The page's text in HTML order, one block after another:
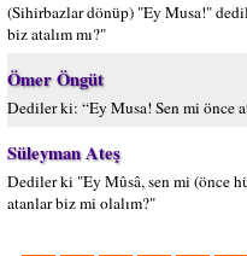
(Sihirbazlar dönüp) "Ey Musa!"
biz atalım mı?"
Ömer Öngüt
Dediler ki: “Ey Musa! Sen mi önce
Süleyman Ateş
Dediler ki "Ey Mûsâ, sen mi (önce
atanlar biz mi olalım?"